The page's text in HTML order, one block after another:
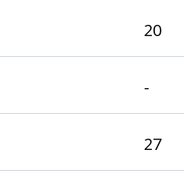
20
-
27